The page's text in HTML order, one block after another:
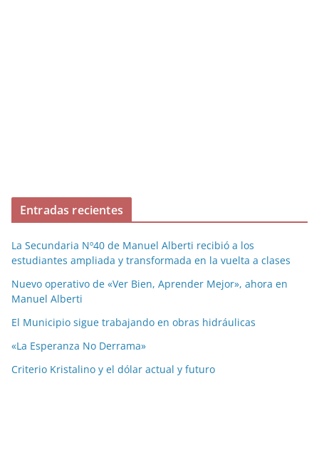
Entradas recientes
La Secundaria Nº40 de Manuel Alberti recibió a los
estudiantes ampliada y transformada en la vuelta a clases
Nuevo operativo de «Ver Bien, Aprender Mejor», ahora en
Manuel Alberti
El Municipio sigue trabajando en obras hidráulicas
«La Esperanza No Derrama»
Criterio Kristalino y el dólar actual y futuro